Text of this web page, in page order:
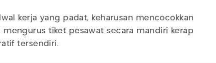
kerja yang padat, keharusan mencocokkan
tiket pesawat secara mandiri kerap
tersendiri.